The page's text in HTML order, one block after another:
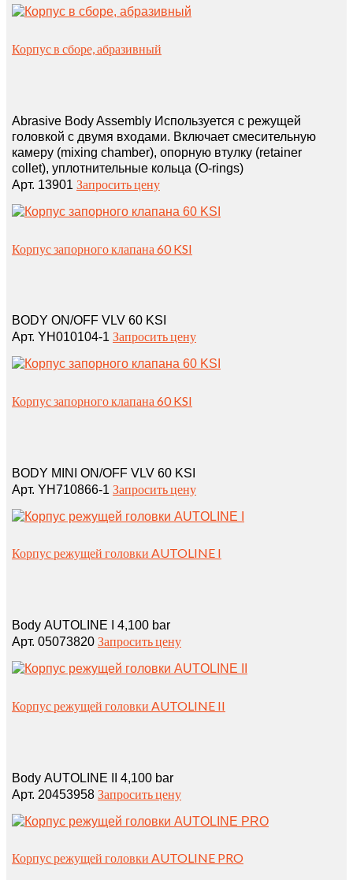
Корпус в сборе, абразивный
Abrasive Body Assembly Используется с режущей
головкой с двумя входами. Включает смесительную
камеру (mixing chamber), опорную втулку (retainer
collet), уплотнительные кольца (O‑rings)
Арт. 13901 Запросить цену
Корпус запорного клапана 60 KSI
BODY ON/OFF VLV 60 KSI
Арт. YH010104-1 Запросить цену
Корпус запорного клапана 60 KSI
BODY MINI ON/OFF VLV 60 KSI
Арт. YH710866-1 Запросить цену
Корпус режущей головки AUTOLINE I
Body AUTOLINE I 4,100 bar
Арт. 05073820 Запросить цену
Корпус режущей головки AUTOLINE II
Body AUTOLINE II 4,100 bar
Арт. 20453958 Запросить цену
Корпус режущей головки AUTOLINE PRO